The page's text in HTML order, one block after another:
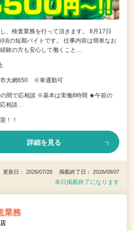
、検査業務を行って頂きます。 8月17日
頃の短期バイトです。 仕事内容は簡単なお
験の方も安心して働くこと…
市大網650 ※車通勤可
間で応相談 ※基本は実働8時間 ★午前の
相談…
！！
詳細を見る
更新日： 2026/07/28 掲載終了日： 2026/08/07
本日掲載終了になります
業務